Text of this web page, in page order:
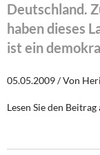
Leitlinien linker
Steuer- und
Öffentliche
Eurokrise und
Deutschland.
haben dieses
ist ein
05.05.2009 / Von
Lesen Sie den Beitrag